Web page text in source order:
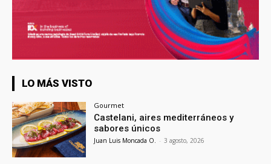
LO MÁS VISTO
Gourmet
Castelani, aires mediterráneos y
sabores únicos
Juan Luis Moncada O. - 3 agosto, 2026